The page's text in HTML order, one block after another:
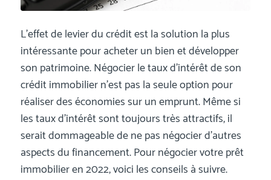
L’effet de levier du crédit est la solution la plus
intéressante pour acheter un bien et développer
son patrimoine. Négocier le taux d’intérêt de son
crédit immobilier n’est pas la seule option pour
réaliser des économies sur un emprunt. Même si
les taux d’intérêt sont toujours très attractifs, il
serait dommageable de ne pas négocier d’autres
aspects du financement. Pour négocier votre prêt
immobilier en 2022, voici les conseils à suivre.